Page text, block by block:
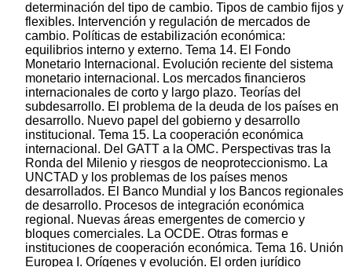
determinación del tipo de cambio. Tipos de cambio fijos y
flexibles. Intervención y regulación de mercados de
cambio. Políticas de estabilización económica:
equilibrios interno y externo. Tema 14. El Fondo
Monetario Internacional. Evolución reciente del sistema
monetario internacional. Los mercados financieros
internacionales de corto y largo plazo. Teorías del
subdesarrollo. El problema de la deuda de los países en
desarrollo. Nuevo papel del gobierno y desarrollo
institucional. Tema 15. La cooperación económica
internacional. Del GATT a la OMC. Perspectivas tras la
Ronda del Milenio y riesgos de neoproteccionismo. La
UNCTAD y los problemas de los países menos
desarrollados. El Banco Mundial y los Bancos regionales
de desarrollo. Procesos de integración económica
regional. Nuevas áreas emergentes de comercio y
bloques comerciales. La OCDE. Otras formas e
instituciones de cooperación económica. Tema 16. Unión
Europea I. Orígenes y evolución. El orden jurídico